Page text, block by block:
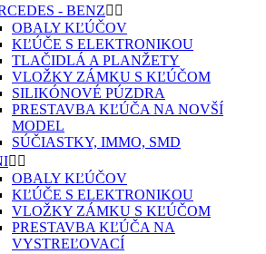
- BENZ 
OBALY KĽÚČOV
KĽÚČE S ELEKTRONIKOU
TLAČIDLÁ A PLANŽETY
VLOŽKY ZÁMKU S KĽÚČOM
SILIKÓNOVÉ PÚZDRA
PRESTAVBA KĽÚČA NA NOVŠÍ
MODEL
SÚČIASTKY, IMMO, SMD
 
OBALY KĽÚČOV
KĽÚČE S ELEKTRONIKOU
VLOŽKY ZÁMKU S KĽÚČOM
PRESTAVBA KĽÚČA NA
VYSTREĽOVACÍ